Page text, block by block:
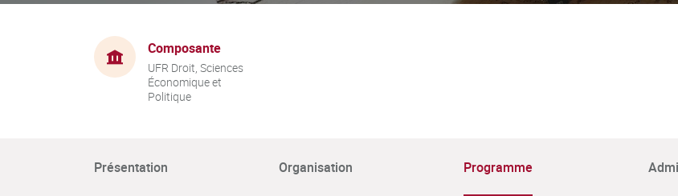
Composante
UFR Droit, Sciences
Économique et
Politique
Présentation Organisation Programme